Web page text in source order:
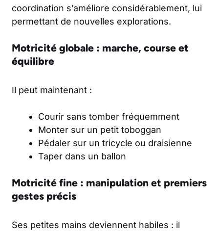
coordination s’améliore considérablement, lui
permettant de nouvelles explorations.
Motricité globale : marche, course et
équilibre
Il peut maintenant :
Courir sans tomber fréquemment
Monter sur un petit toboggan
Pédaler sur un tricycle ou draisienne
Taper dans un ballon
Motricité fine : manipulation et premiers
gestes précis
Ses petites mains deviennent habiles : il